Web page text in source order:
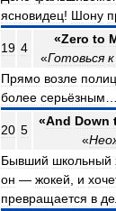
ясновидец! Шону
19 4
«Zero to
«Готовься к
Прямо возле
более серьёзным
20 5
«And Down
«
Бывший школьный
он — жокей и
превращается в